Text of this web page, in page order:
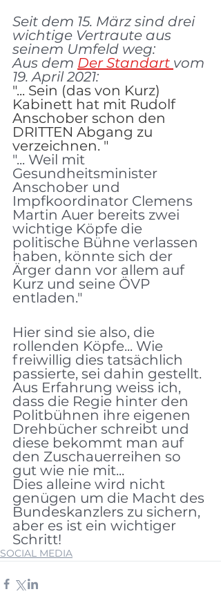
Seit dem 15. März sind drei
wichtige Vertraute aus
seinem Umfeld weg:
Aus dem Der Standart vom
19. April 2021:
"... Sein (das von Kurz)
Kabinett hat mit Rudolf
Anschober schon den
DRITTEN Abgang zu
verzeichnen. "
"... Weil mit
Gesundheitsminister
Anschober und
Impfkoordinator Clemens
Martin Auer bereits zwei
wichtige Köpfe die
politische Bühne verlassen
haben, könnte sich der
Ärger dann vor allem auf
Kurz und seine ÖVP
entladen."
Hier sind sie also, die
rollenden Köpfe... Wie
freiwillig dies tatsächlich
passierte, sei dahin gestellt.
Aus Erfahrung weiss ich,
dass die Regie hinter den
Politbühnen ihre eigenen
Drehbücher schreibt und
diese bekommt man auf
den Zuschauerreihen so
gut wie nie mit...
Dies alleine wird nicht
genügen um die Macht des
Bundeskanzlers zu sichern,
aber es ist ein wichtiger
Schritt!
SOCIAL MEDIA